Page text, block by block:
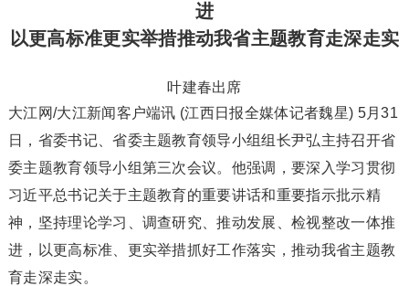
进
以更高标准更实举措推动我省主题教育走深走实
叶建春出席
大江网/大江新闻客户端讯 (江西日报全媒体记者魏星) 5月31
日，省委书记、省委主题教育领导小组组长尹弘主持召开省
委主题教育领导小组第三次会议。他强调，要深入学习贯彻
习近平总书记关于主题教育的重要讲话和重要指示批示精
神，坚持理论学习、调查研究、推动发展、检视整改一体推
进，以更高标准、更实举措抓好工作落实，推动我省主题教
育走深走实。